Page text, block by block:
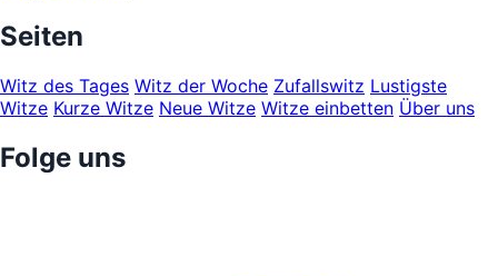
Seiten
Witz des Tages Witz der Woche Zufallswitz Lustigste
Witze Kurze Witze Neue Witze Witze einbetten Über uns
Folge uns